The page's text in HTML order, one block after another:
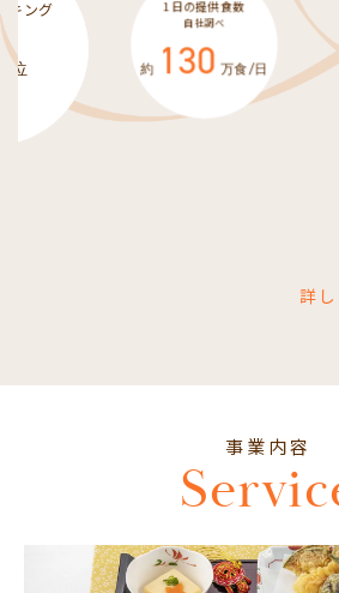
/日
ご契約先件数
2025年5月
5,445 ヵ所
詳
事業内容